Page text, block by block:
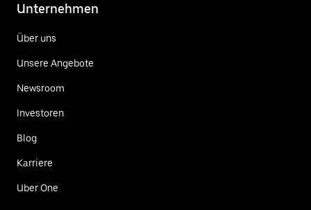
Unternehmen
Über uns
Unsere Angebote
Newsroom
Investoren
Blog
Karriere
Uber One